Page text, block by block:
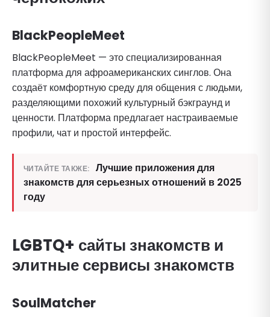
BlackPeopleMeet
BlackPeopleMeet — это специализированная
платформа для афроамериканских синглов. Она
создаёт комфортную среду для общения с людьми,
разделяющими похожий культурный бэкграунд и
ценности. Платформа предлагает настраиваемые
профили, чат и простой интерфейс.
ЧИТАЙТЕ ТАКЖЕ:
Лучшие приложения для
знакомств для серьезных отношений в 2025
году
LGBTQ+ сайты знакомств и
элитные сервисы знакомств
SoulMatcher